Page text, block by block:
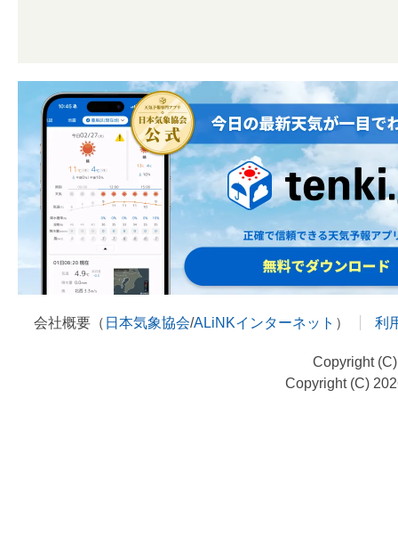
会社概要（ 日本気象協会/ALiNKインターネット ） 利
Copyright
Copyright (C)